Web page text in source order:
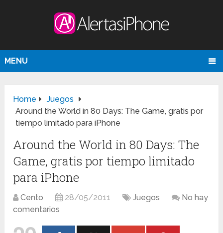
MENU
Home
Juegos
Around the World in 80 Days: The Game, gratis por
tiempo limitado para iPhone
Around the World in 80 Days: The
Game, gratis por tiempo limitado
para iPhone
Cento 28/05/2011 Juegos
No hay
comentarios